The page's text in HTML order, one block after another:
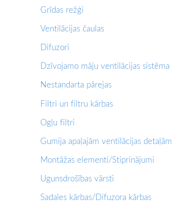
Grīdas režģi
Ventilācijas čaulas
Difuzori
Dzīvojamo māju ventilācijas sistēma
Nestandarta pārejas
Filtri un filtru kārbas
Ogļu filtri
Gumija apaļajām ventilācijas detaļām
Montāžas elementi/Stiprinājumi
Ugunsdrošības vārsti
Sadales kārbas/Difuzora kārbas